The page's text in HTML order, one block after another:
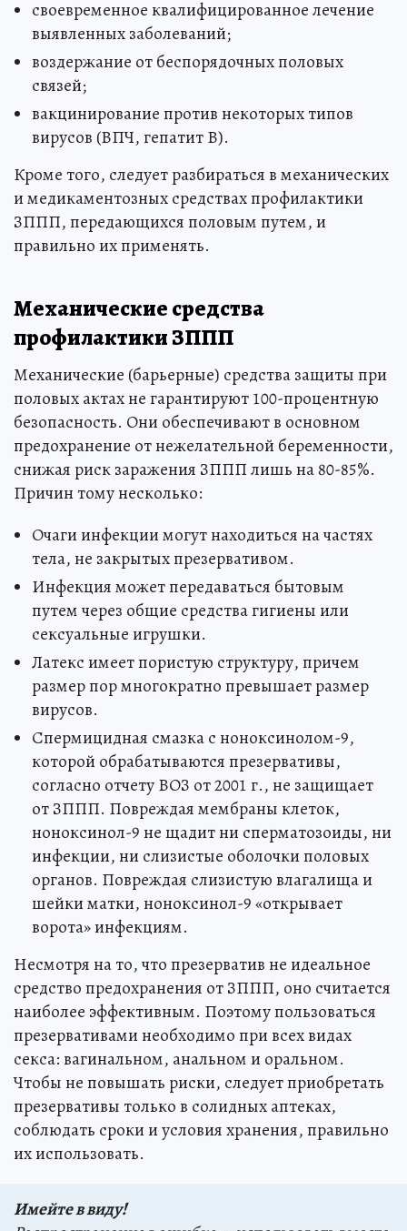
своевременное квалифицированное лечение
выявленных заболеваний;
воздержание от беспорядочных половых
связей;
вакцинирование против некоторых типов
вирусов (ВПЧ, гепатит В).
Кроме того, следует разбираться в механических
и медикаментозных средствах профилактики
ЗППП, передающихся половым путем, и
правильно их применять.
Механические средства
профилактики ЗППП
Механические (барьерные) средства защиты при
половых актах не гарантируют 100-процентную
безопасность. Они обеспечивают в основном
предохранение от нежелательной беременности,
снижая риск заражения ЗППП лишь на 80-85%.
Причин тому несколько:
Очаги инфекции могут находиться на частях
тела, не закрытых презервативом.
Инфекция может передаваться бытовым
путем через общие средства гигиены или
сексуальные игрушки.
Латекс имеет пористую структуру, причем
размер пор многократно превышает размер
вирусов.
Спермицидная смазка с ноноксинолом-9,
которой обрабатываются презервативы,
согласно отчету ВОЗ от 2001 г., не защищает
от ЗППП. Повреждая мембраны клеток,
ноноксинол-9 не щадит ни сперматозоиды, ни
инфекции, ни слизистые оболочки половых
органов. Повреждая слизистую влагалища и
шейки матки, ноноксинол-9 «открывает
ворота» инфекциям.
Несмотря на то, что презерватив не идеальное
средство предохранения от ЗППП, оно считается
наиболее эффективным. Поэтому пользоваться
презервативами необходимо при всех видах
секса: вагинальном, анальном и оральном.
Чтобы не повышать риски, следует приобретать
презервативы только в солидных аптеках,
соблюдать сроки и условия хранения, правильно
их использовать.
Имейте в виду!